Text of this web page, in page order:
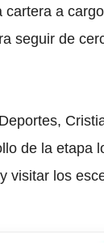
a
seguir de
de la etapa
visitar los